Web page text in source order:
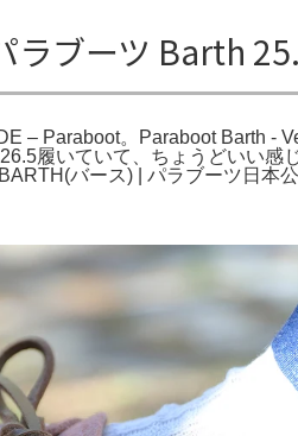
ラブーツ Barth
– Paraboot。Paraboot Barth -
いていて、ちょうどいい感じで
バース) | パラブーツ日本